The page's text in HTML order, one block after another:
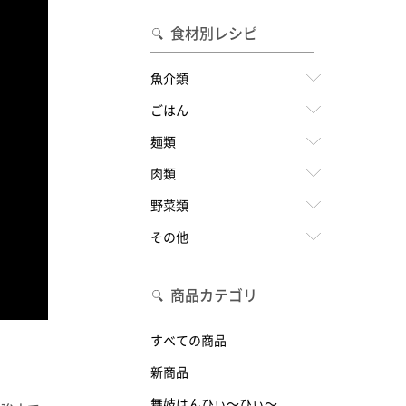
食材別レシピ
魚介類
ごはん
麺類
肉類
野菜類
その他
商品カテゴリ
すべての商品
新商品